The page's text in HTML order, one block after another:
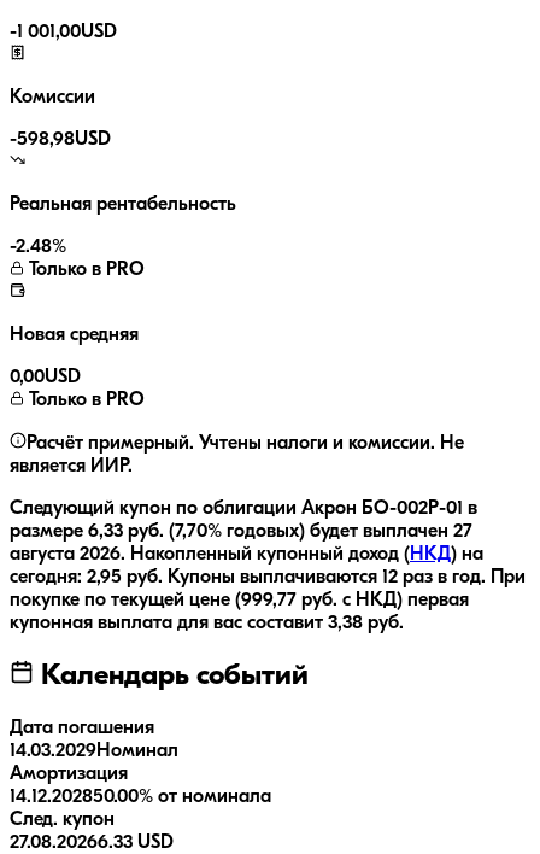
-1 001,00USD
Комиссии
-598,98USD
Реальная рентабельность
-2.48%
Только в PRO
Новая средняя
0,00USD
Только в PRO
Расчёт примерный. Учтены налоги и комиссии. Не
является ИИР.
Следующий купон по облигации Акрон БО-002P-01 в
размере 6,33 руб. (7,70% годовых) будет выплачен 27
августа 2026. Накопленный купонный доход ( НКД) на
сегодня: 2,95 руб. Купоны выплачиваются 12 раз в год.
При
покупке по текущей цене (999,77 руб. с НКД) первая
купонная выплата для вас составит 3,38 руб.
Календарь событий
Дата погашения
14.03.2029Номинал
Амортизация
14.12.202850.00% от номинала
След. купон
27.08.20266.33 USD